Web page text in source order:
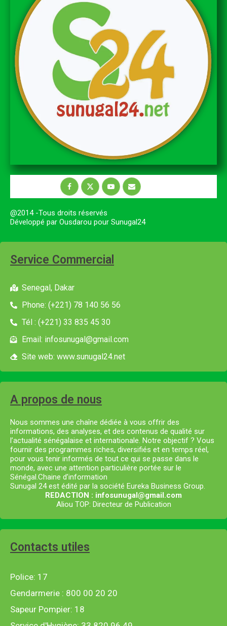
@2014 -Tous droits réservés
Développé par Ousdarou pour Sunugal24
Service Commercial
Senegal, Dakar
Phone: (+221) 78 140 56 56
Tél : (+221) 33 835 45 30
Email: infosunugal@gmail.com
Site web: www.sunugal24.net
A propos de nous
Nous sommes une chaîne dédiée à vous offrir des
informations, des analyses, et des contenus de qualité sur
l’actualité sénégalaise et internationale. Notre objectif ? Vous
fournir des programmes riches, diversifiés et en temps réel,
pour vous tenir informés de tout ce qui se passe dans le
monde, avec une attention particulière portée sur le
Sénégal.Chaine d’information
Sunugal 24 est édité par la société Eureka Business Group.
REDACTION : infosunugal@gmail.com
Aliou TOP: Directeur de Publication
Contacts utiles
Police: 17
Gendarmerie : 800 00 20 20
Sapeur Pompier: 18